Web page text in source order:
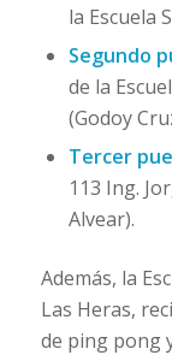
la Escuela
Segundo
de la
(Godoy
Tercer
113 Ing.
Alvear).
Además, la
Las Heras,
de ping pong